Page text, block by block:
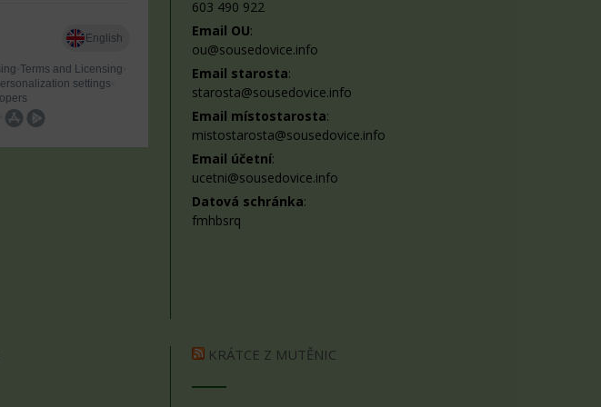
603 490 922
Email OU:
ou@sousedovice.info
Email starosta:
starosta@sousedovice.info
Email místostarosta:
mistostarosta@sousedovice.info
Email účetní:
ucetni@sousedovice.info
Datová schránka:
fmhbsrq
KRÁTCE Z MUTĚNIC